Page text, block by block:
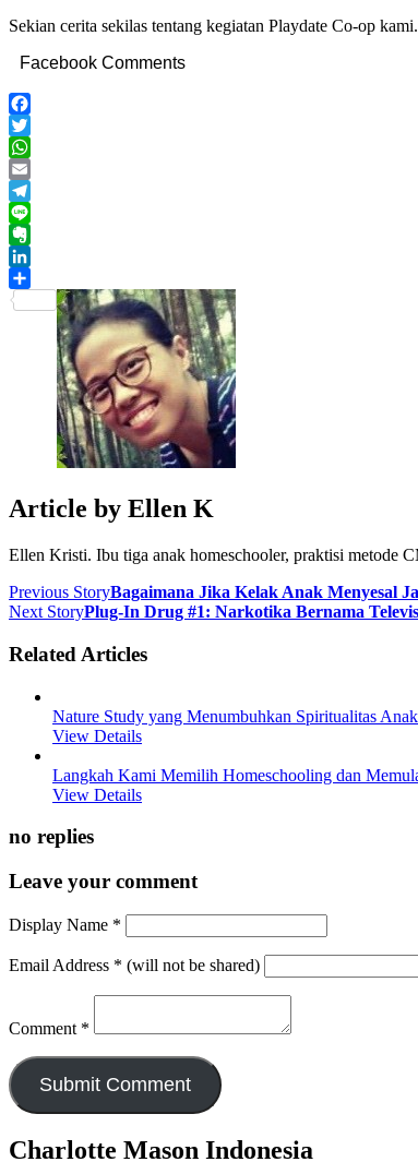
Sekian cerita sekilas tentang kegiatan Playdate Co-op
Facebook Comments
Facebook
Twitter
WhatsApp
Email
Telegram
Line
Evernote
LinkedIn
Share
Article by Ellen K
Ellen Kristi. Ibu tiga anak homeschooler, praktisi metode
Previous StoryBagaimana Jika Kelak Anak Menyesal
Next StoryPlug-In Drug #1: Narkotika Bernama
Related Articles
Nature Study yang Menumbuhkan Spiritualitas
View Details
Langkah Kami Memilih Homeschooling dan
View Details
no replies
Leave your comment
Display Name *
Email Address * (will not be shared)
Comment *
Charlotte Mason Indonesia